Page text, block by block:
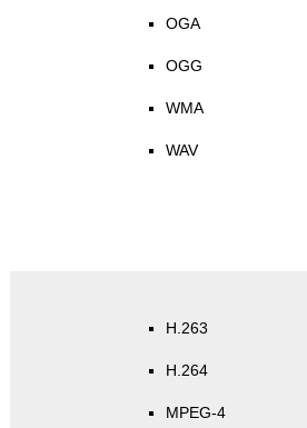
OGA
OGG
WMA
WAV
H.263
H.264
MPEG-4